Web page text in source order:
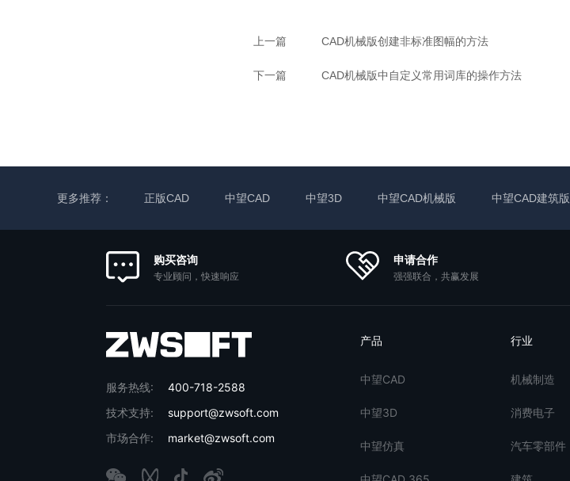
上一篇 CAD机械版创建非标准图幅的方法
下一篇 CAD机械版中自定义常用词库的操作方法
更多推荐： 正版CAD 中望CAD 中望3D 中望CAD机械版 中望CAD建筑版
购买咨询
专业顾问，快速响应
申请合作
强强联合，共赢发展
服务热线:
400-718-2588
技术支持:
support@zwsoft.com
市场合作:
market@zwsoft.com
产品
中望CAD
中望3D
中望仿真
行业
机械制造
消费电子
汽车零部件